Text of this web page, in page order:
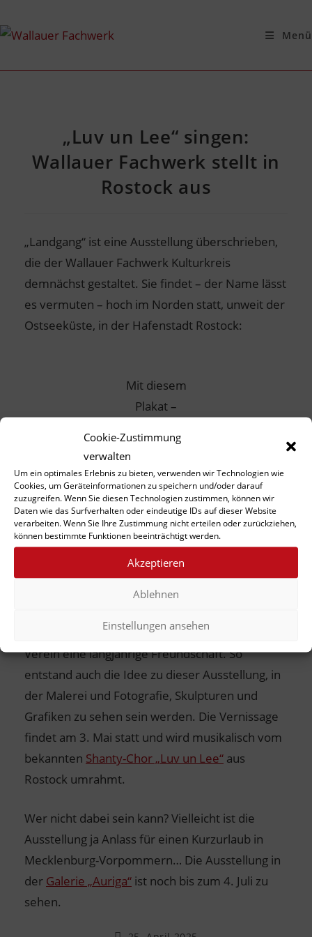
Cookie-Zustimmung
verwalten
Um ein optimales Erlebnis zu bieten, verwenden wir Technologien wie
Cookies, um Geräteinformationen zu speichern und/oder darauf
zuzugreifen. Wenn Sie diesen Technologien zustimmen, können wir
Daten wie das Surfverhalten oder eindeutige IDs auf dieser Website
verarbeiten. Wenn Sie Ihre Zustimmung nicht erteilen oder zurückziehen,
können bestimmte Funktionen beeinträchtigt werden.
Akzeptieren
Ablehnen
Einstellungen ansehen
Menü
„Luv un Lee“ singen:
Wallauer Fachwerk stellt in
Rostock aus
„Landgang“ ist eine Ausstellung überschrieben,
die der Wallauer Fachwerk Kulturkreis
demnächst gestaltet. Sie findet – der Name lässt
es vermuten – hoch im Norden statt, unweit der
Ostseeküste, in der Hafenstadt Rostock:
Mit diesem
Plakat –
Franke,
Bild: Heinz
Wallisch –
wird für die
Ausstellung
in Rostock
geworben.
Mit der Galerie Auriga verbindet den Hofheimer
Verein eine langjährige Freundschaft. So
entstand auch die Idee zu dieser Ausstellung, in
der Malerei und Fotografie, Skulpturen und
Grafiken zu sehen sein werden. Die Vernissage
findet am 3. Mai statt und wird musikalisch vom
bekannten Shanty-Chor „Luv un Lee“ aus
Rostock umrahmt.
Wer nicht dabei sein kann? Vielleicht ist die
Ausstellung ja Anlass für einen Kurzurlaub in
Mecklenburg-Vorpommern… Die Ausstellung in
der Galerie „Auriga“ ist noch bis zum 4. Juli zu
sehen.